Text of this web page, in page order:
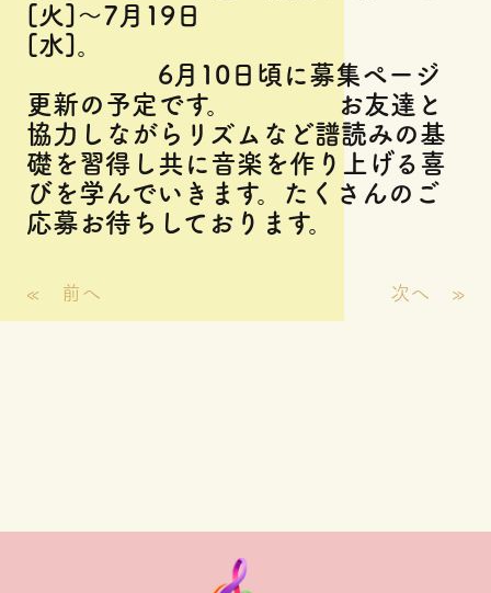
[火]～7月19日
[水]。
6月10日頃に募集ページ
更新の予定です。 お友達と
協力しながらリズムなど譜読みの基
礎を習得し共に音楽を作り上げる喜
びを学んでいきます。たくさんのご
応募お待ちしております。
« 前へ 次へ »